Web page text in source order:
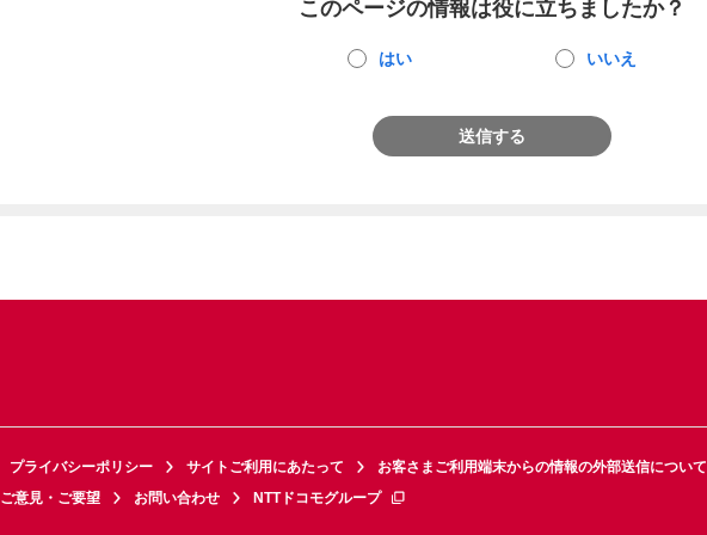
このページの情報は役に立ちましたか？
はい いいえ
送信する
プライバシーポリシー サイトご利用にあたって お客さまご利用端末からの情報の外部送信について
ご意見・ご要望 お問い合わせ NTTドコモグループ